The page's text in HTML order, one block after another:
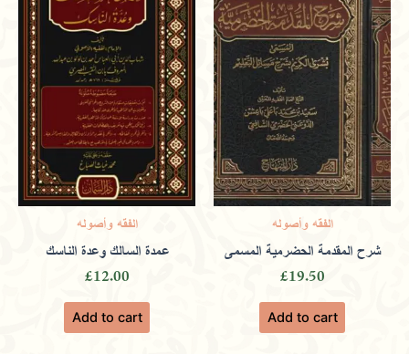
Rated4
out of 5
Aisha (verified owner) March 9,
2024
Inspiring charitable acts and community
support through thoughtful literature
and events.
الفقه وأصوله
عمدة السالك وعدة الناسك
£12.00
Add to cart
الفقه وأصوله
شرح المقدمة الحضرمية المسمى
£19.50
Add to cart